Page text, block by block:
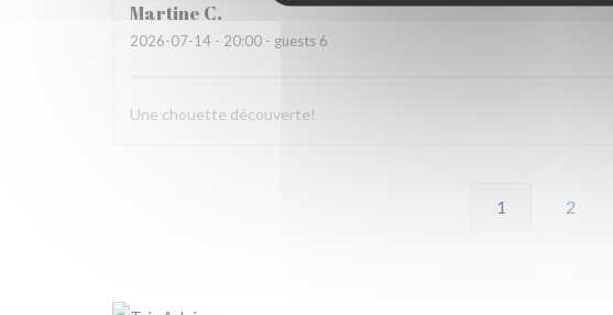
Martine C
2026-07-14 - 20:00 - guests 6
Une chouette découverte!
1 2